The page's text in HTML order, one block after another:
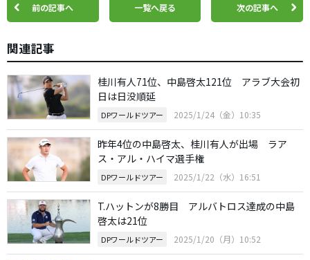
前の記事へ 一覧へ戻る 次の記事へ
関連記事
桂川有人71位、中島啓太121位 アラブ大会初
日は日没順延
DPワールドツアー 2025/1/24（金）10:35
昨年4位の中島啓太、桂川有人が出場 ラア
ス・アル・ハイマ選手権
DPワールドツアー 2025/1/22（水）16:51
T.ハットンが8勝目 アルバトロス達成の中島
啓太は21位
DPワールドツアー 2025/1/20（月）10:52